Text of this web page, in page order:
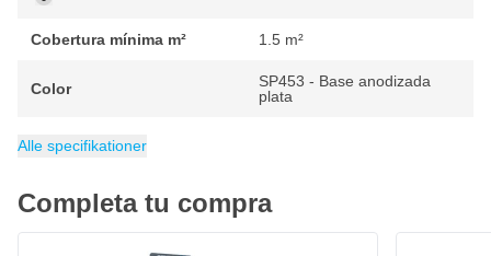
Cobertura mínima m² 1.5 m²
Color
SP453 - Base anodizada
plata
Peso 400 g
Cobertura máxima m²
EAN 010155462141
Contenido
Grado de brillo
Categoría
Alle specifikationer
Completa tu compra